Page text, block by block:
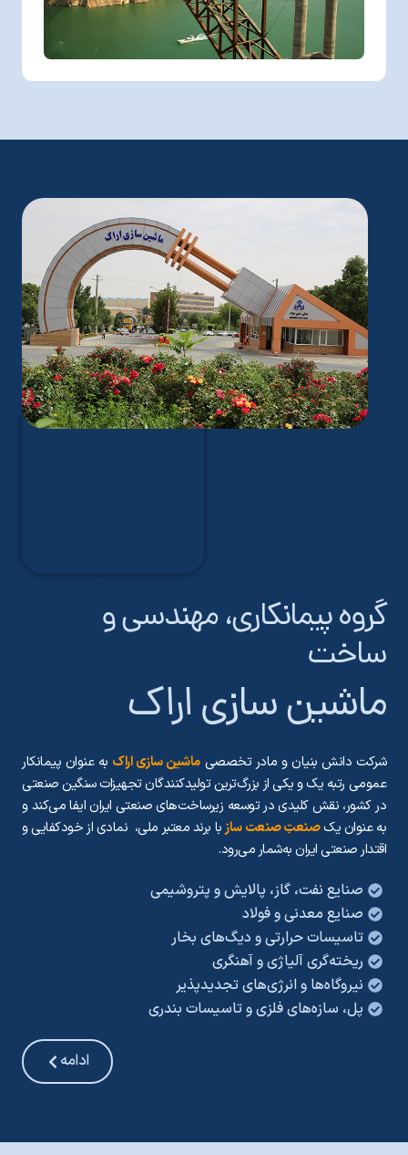
گروه پیمانکاری، مهندسی و
ساخت
ماشین سازی اراک
شرکت دانش بنیان و مادر تخصصیماشین‌ سازی اراک به‌ عنوان پیمانکار
عمومی رتبه یک و یکی از بزرگ‌ترین تولیدکنندگان تجهیزات سنگین صنعتی
در کشور، نقش کلیدی در توسعه زیرساخت‌های صنعتی ایران ایفا می‌کند و
به‌ عنوان یکصنعتِ صنعت سازبا برند معتبر ملی، نمادی از خودکفایی و
اقتدار صنعتی ایران به‌شمار می‌رود.
صنایع نفت، گاز، پالایش و پتروشیمی
صنایع معدنی و فولاد
تاسیسات حرارتی و دیگ‌های بخار
ریخته‌گری آلیاژی و آهنگری
نیروگاه‌ها و انرژی‌های تجدیدپذیر
پل، سازه‌های فلزی و تاسیسات بندری
ادامه